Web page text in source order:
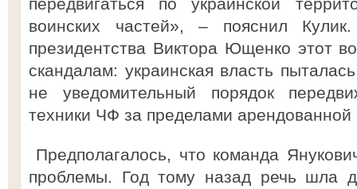
воинских частей», – пояснил
президентства Виктора Ющенко этот
скандалам: украинская власть
не уведомительный порядок
техники ЧФ за пределами арендованной
Предполагалось, что команда
проблемы. Год тому назад речь шла